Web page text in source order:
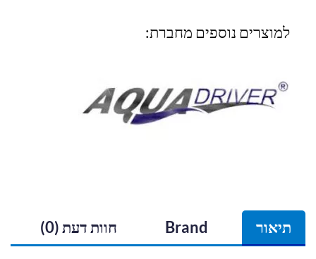
למוצרים נוספים מחברת:
תיאור Brand חוות דעת (0)